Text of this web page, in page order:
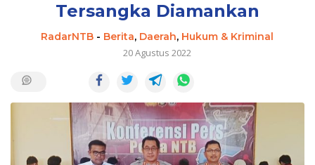
Tersangka Diamankan
RadarNTB - Berita, Daerah, Hukum & Kriminal
20 Agustus 2022